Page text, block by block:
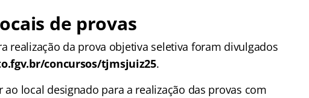
de provas
realização da prova objetiva seletiva foram divulgados
concursos/tjmsjuiz25.
local designado para a realização das provas com